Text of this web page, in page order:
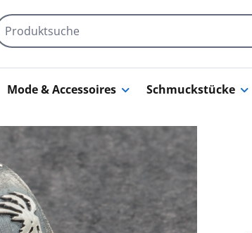
Mode & Accessoires Schmuckstücke